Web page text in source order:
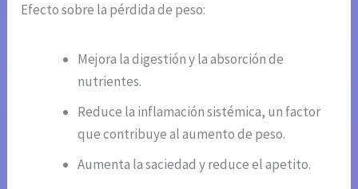
Efecto sobre la pérdida de peso:
Mejora la digestión y la absorción de
nutrientes.
Reduce la inflamación sistémica, un factor
que contribuye al aumento de peso.
Aumenta la saciedad y reduce el apetito.